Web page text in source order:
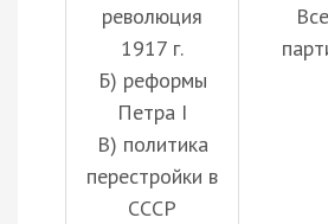
революция
1917 г.
Б) реформы
Петра I
В) политика
перестройки в
СССР